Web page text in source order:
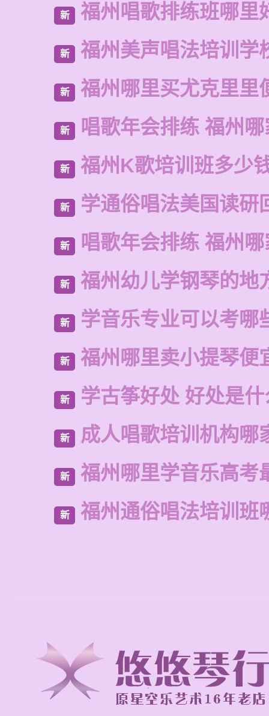
新 福州唱歌排练班哪里
新 福州美声唱法培训学
新 福州哪里买尤克里里
新 唱歌年会排练 福州
新 福州K歌培训班多少
新 学通俗唱法美国读研
新 唱歌年会排练 福州
新 福州幼儿学钢琴的地
新 学音乐专业可以考哪
新 福州哪里卖小提琴便
新 学古筝好处 好处是什
新 成人唱歌培训机构哪
新 福州哪里学音乐高考
新 福州通俗唱法培训班